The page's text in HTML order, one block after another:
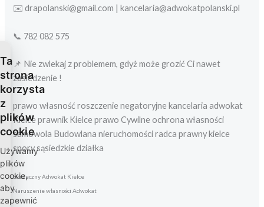
✉️ drapolanski@gmail.com | kancelaria@adwokatpolanski.pl
📞 782 082 575
📌 Nie zwlekaj z problemem, gdyż może grozić Ci nawet
zasiedzenie !
prawo własność roszczenie negatoryjne kancelaria adwokat
Kielce prawnik Kielce prawo Cywilne ochrona własności
samowola Budowlana nieruchomości radca prawny kielce
spory sąsiedzkie działka
Skuteczny Adwokat Kielce
Naruszenie własności Adwokat
Ta
strona
korzysta
z
plików
cookie
Używamy
plików
cookie,
aby
zapewnić